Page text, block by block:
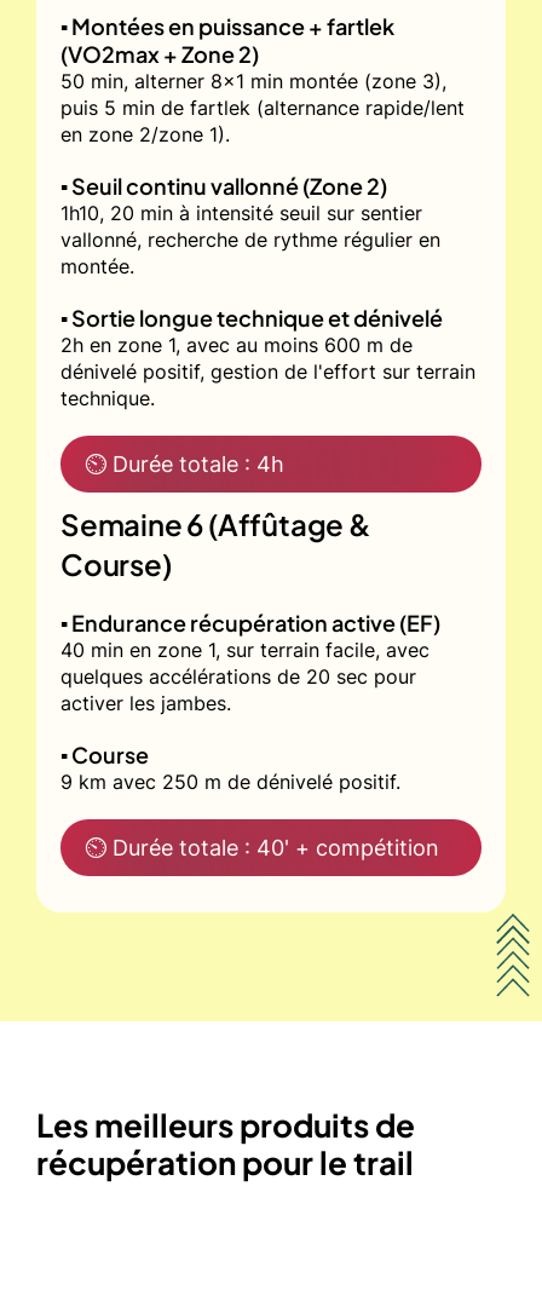
▪️ Montées en puissance + fartlek
(VO2max + Zone 2)
50 min, alterner 8x1 min montée (zone 3),
puis 5 min de fartlek (alternance rapide/lent
en zone 2/zone 1).
▪️ Seuil continu vallonné (Zone 2)
1h10, 20 min à intensité seuil sur sentier
vallonné, recherche de rythme régulier en
montée.
▪️ Sortie longue technique et dénivelé
2h en zone 1, avec au moins 600 m de
dénivelé positif, gestion de l'effort sur terrain
technique.
⏲ Durée totale : 4h
Semaine 6 (Affûtage &
Course)
▪️ Endurance récupération active (EF)
40 min en zone 1, sur terrain facile, avec
quelques accélérations de 20 sec pour
activer les jambes.
▪️ Course
9 km avec 250 m de dénivelé positif.
⏲ Durée totale : 40' + compétition
Les meilleurs produits de
récupération pour le trail